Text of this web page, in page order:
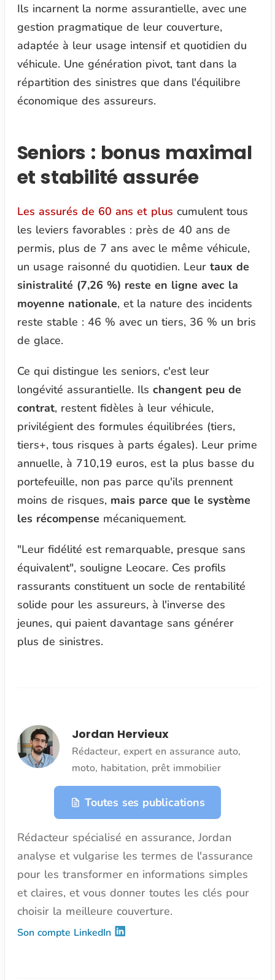
Ils incarnent la norme assurantielle, avec une
gestion pragmatique de leur couverture,
adaptée à leur usage intensif et quotidien du
véhicule. Une génération pivot, tant dans la
répartition des sinistres que dans l'équilibre
économique des assureurs.
Seniors : bonus maximal
et stabilité assurée
Les assurés de 60 ans et plus cumulent tous
les leviers favorables : près de 40 ans de
permis, plus de 7 ans avec le même véhicule,
un usage raisonné du quotidien. Leur taux de
sinistralité (7,26 %) reste en ligne avec la
moyenne nationale, et la nature des incidents
reste stable : 46 % avec un tiers, 36 % un bris
de glace.
Ce qui distingue les seniors, c'est leur
longévité assurantielle. Ils changent peu de
contrat, restent fidèles à leur véhicule,
privilégient des formules équilibrées (tiers,
tiers+, tous risques à parts égales). Leur prime
annuelle, à 710,19 euros, est la plus basse du
portefeuille, non pas parce qu'ils prennent
moins de risques, mais parce que le système
les récompense mécaniquement.
"Leur fidélité est remarquable, presque sans
équivalent", souligne Leocare. Ces profils
rassurants constituent un socle de rentabilité
solide pour les assureurs, à l'inverse des
jeunes, qui paient davantage sans générer
plus de sinistres.
Jordan Hervieux
Rédacteur, expert en assurance auto,
moto, habitation, prêt immobilier
Toutes ses publications
Rédacteur spécialisé en assurance, Jordan
analyse et vulgarise les termes de l'assurance
pour les transformer en informations simples
et claires, et vous donner toutes les clés pour
choisir la meilleure couverture.
Son compte LinkedIn